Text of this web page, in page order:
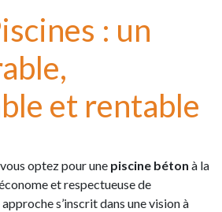
: un
et rentable
optez pour une piscine béton à la
et respectueuse de
s’inscrit dans une vision à